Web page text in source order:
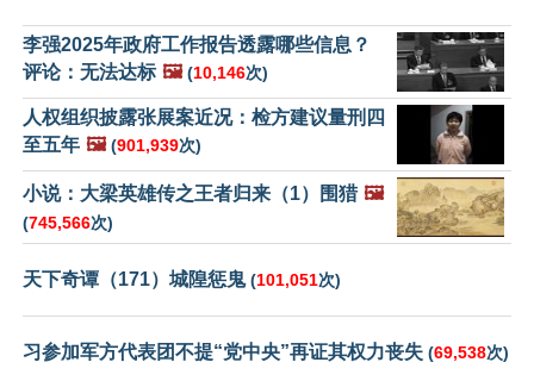
李强2025年政府工作报告透露哪些信息？
评论：无法达标 🖼️ (10,146次)
人权组织披露张展案近况：检方建议量刑四
至五年 🖼️ (901,939次)
小说：大梁英雄传之王者归来（1）围猎 🖼️
(745,566次)
天下奇谭（171）城隍惩鬼(101,051次)
习参加军方代表团不提“党中央”再证其权力丧失 (69,538次)